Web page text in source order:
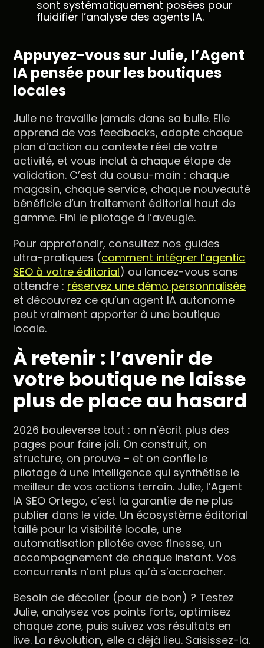
sont systématiquement posées pour
fluidifier l’analyse des agents IA.
Appuyez-vous sur Julie, l’Agent
IA pensée pour les boutiques
locales
Julie ne travaille jamais dans sa bulle. Elle
apprend de vos feedbacks, adapte chaque
plan d’action au contexte réel de votre
activité, et vous inclut à chaque étape de
validation. C’est du cousu-main : chaque
magasin, chaque service, chaque nouveauté
bénéficie d’un traitement éditorial haut de
gamme. Fini le pilotage à l’aveugle.
Pour approfondir, consultez nos guides
ultra-pratiques (comment intégrer l’agentic
SEO à votre éditorial) ou lancez-vous sans
attendre : réservez une démo personnalisée
et découvrez ce qu’un agent IA autonome
peut vraiment apporter à une boutique
locale.
À retenir : l’avenir de
votre boutique ne laisse
plus de place au hasard
2026 bouleverse tout : on n’écrit plus des
pages pour faire joli. On construit, on
structure, on prouve – et on confie le
pilotage à une intelligence qui synthétise le
meilleur de vos actions terrain. Julie, l’Agent
IA SEO Ortego, c’est la garantie de ne plus
publier dans le vide. Un écosystème éditorial
taillé pour la visibilité locale, une
automatisation pilotée avec finesse, un
accompagnement de chaque instant. Vos
concurrents n’ont plus qu’à s’accrocher.
Besoin de décoller (pour de bon) ? Testez
Julie, analysez vos points forts, optimisez
chaque zone, puis suivez vos résultats en
live. La révolution, elle a déjà lieu. Saisissez-la.